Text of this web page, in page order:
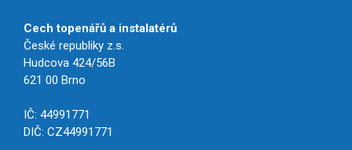
Cech topenářů a instalatérů
České republiky z.s.
Hudcova 424/56B
621 00 Brno
IČ: 44991771
DIČ: CZ44991771